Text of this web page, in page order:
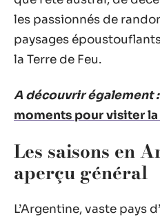
les passionnés de
paysages
la Terre de Feu.
A découvrir également :
moments pour visiter
Les saisons en
aperçu général
L’Argentine, vaste pays